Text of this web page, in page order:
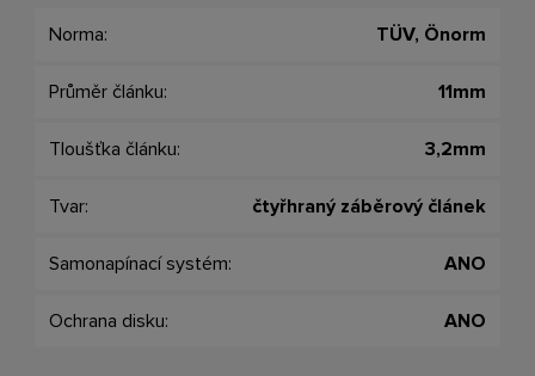
Norma: TÜV, Önorm
Průměr článku: 11mm
Tloušťka článku: 3,2mm
Tvar: čtyřhraný záběrový článek
Samonapínací systém: ANO
Ochrana disku: ANO